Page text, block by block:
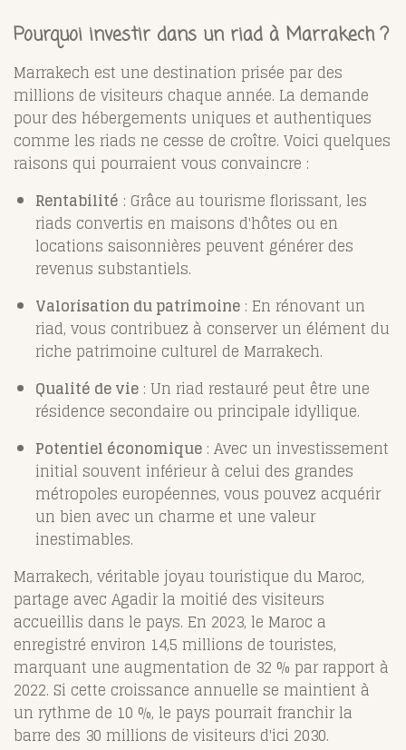
Pourquoi investir dans un riad à Marrakech ?
Marrakech est une destination prisée par des
millions de visiteurs chaque année. La demande
pour des hébergements uniques et authentiques
comme les riads ne cesse de croître. Voici quelques
raisons qui pourraient vous convaincre :
Rentabilité : Grâce au tourisme florissant, les
riads convertis en maisons d'hôtes ou en
locations saisonnières peuvent générer des
revenus substantiels.
Valorisation du patrimoine : En rénovant un
riad, vous contribuez à conserver un élément du
riche patrimoine culturel de Marrakech.
Qualité de vie : Un riad restauré peut être une
résidence secondaire ou principale idyllique.
Potentiel économique : Avec un investissement
initial souvent inférieur à celui des grandes
métropoles européennes, vous pouvez acquérir
un bien avec un charme et une valeur
inestimables.
Marrakech, véritable joyau touristique du Maroc,
partage avec Agadir la moitié des visiteurs
accueillis dans le pays. En 2023, le Maroc a
enregistré environ 14,5 millions de touristes,
marquant une augmentation de 32 % par rapport à
2022. Si cette croissance annuelle se maintient à
un rythme de 10 %, le pays pourrait franchir la
barre des 30 millions de visiteurs d'ici 2030.